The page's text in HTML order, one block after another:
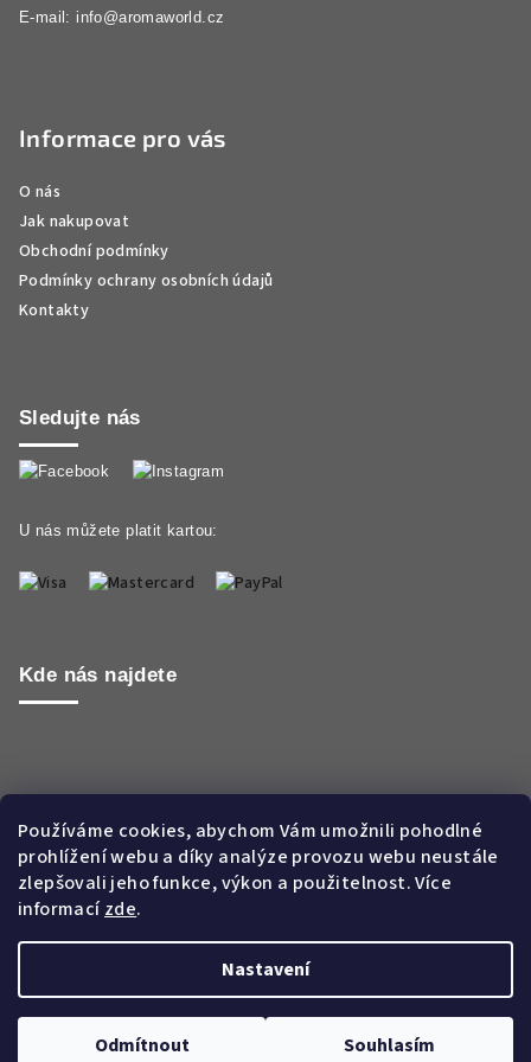
Používáme cookies, abychom Vám umožnili pohodlné
prohlížení webu a díky analýze provozu webu neustále
zlepšovali jeho funkce, výkon a použitelnost. Více
informacízde.
Nastavení
Odmítnout Souhlasím
E-mail: info@aromaworld.cz
Informace pro vás
O nás
Jak nakupovat
Obchodní podmínky
Podmínky ochrany osobních údajů
Kontakty
Sledujte nás
U nás můžete platit kartou:
Kde nás najdete
vyhrazena.